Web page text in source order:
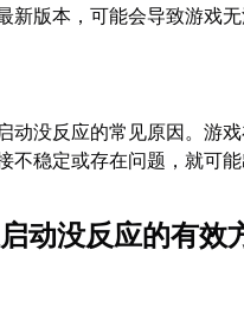
版本，可能会导致游戏无
动没反应的常见原因。游
不稳定或存在问题，就可
动没反应的有效